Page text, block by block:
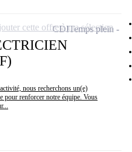
nous recherchons un(e)
pour renforcer notre équipe. Vous
CDITemps plein
cette offre à ma sélection